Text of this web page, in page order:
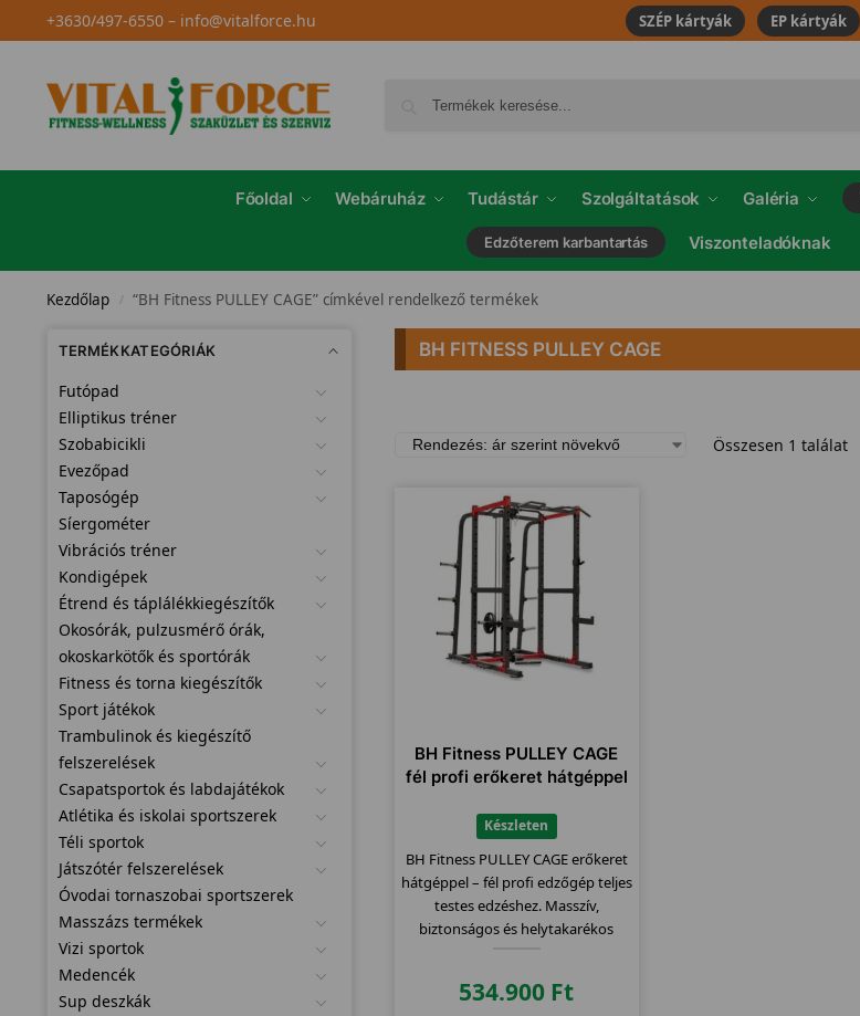
+3630/497-6550– info@vitalforce.hu SZÉP kártyák EP kártyák
Főoldal Webáruház Tudástár Szolgáltatások Galéria
Edzőterem karbantartás Viszonteladóknak
Kezdőlap / “BH Fitness PULLEY CAGE” címkével rendelkező termékek
BH FITNESS PULLEY CAGE
Összesen 1 találat
BH Fitness PULLEY CAGE
fél profi erőkeret hátgéppel
Készleten
BH Fitness PULLEY CAGE erőkeret
hátgéppel – fél profi edzőgép teljes
testes edzéshez. Masszív,
biztonságos és helytakarékos
534.900 Ft
TERMÉKKATEGÓRIÁK
Futópad
Elliptikus tréner
Szobabicikli
Evezőpad
Taposógép
Síergométer
Vibrációs tréner
Kondigépek
Étrend és táplálékkiegészítők
Okosórák, pulzusmérő órák,
okoskarkötők és sportórák
Fitness és torna kiegészítők
Sport játékok
Trambulinok és kiegészítő
felszerelések
Csapatsportok és labdajátékok
Atlétika és iskolai sportszerek
Téli sportok
Játszótér felszerelések
Óvodai tornaszobai sportszerek
Masszázs termékek
Vizi sportok
Medencék
Sup deszkák